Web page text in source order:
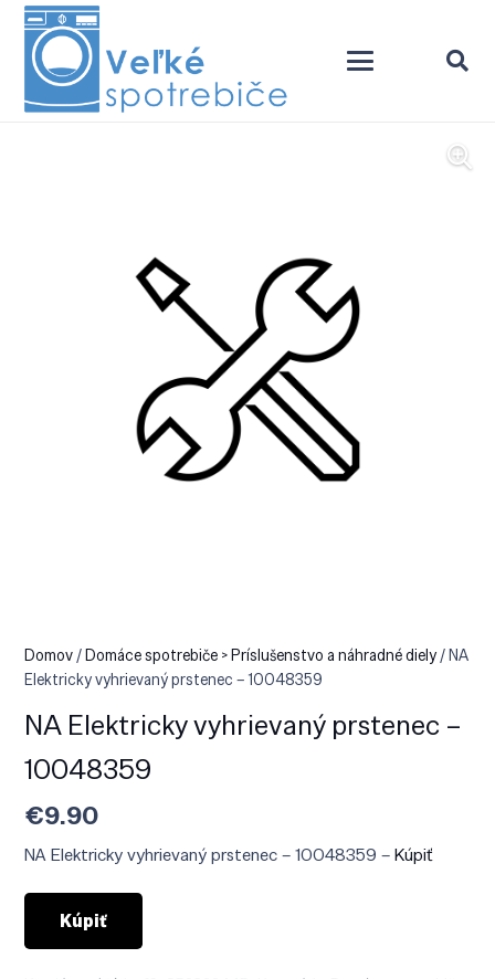
Domov/Domáce spotrebiče > Príslušenstvo a náhradné diely/ NA
Elektricky vyhrievaný prstenec – 10048359
NA Elektricky vyhrievaný prstenec –
10048359
€9.90
NA Elektricky vyhrievaný prstenec – 10048359 –Kúpiť
Kúpiť